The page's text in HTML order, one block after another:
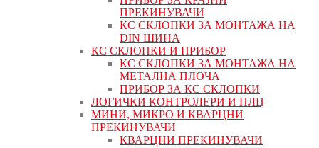
ПРЕКИНУВАЧИ
КС СКЛОПКИ ЗА МОНТАЖА НА
DIN ШИНА
КС СКЛОПКИ И ПРИБОР
КС СКЛОПКИ ЗА МОНТАЖА НА
МЕТАЛНА ПЛОЧА
ПРИБОР ЗА КС СКЛОПКИ
ЛОГИЧКИ КОНТРОЛЕРИ И ПЛЦ
МИНИ, МИКРО И КВАРЦНИ
ПРЕКИНУВАЧИ
КВАРЦНИ ПРЕКИНУВАЧИ